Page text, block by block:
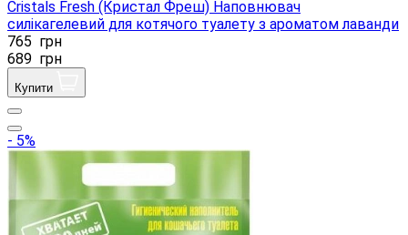
Cristals Fresh (Кристал Фреш) Наповнювач
силікагелевий для котячого туалету з ароматом лаванди
765 грн
689 грн
Купити
- 5%